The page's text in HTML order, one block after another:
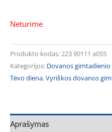
Neturime
Produkto kodas:223 90111 a055
Kategorijos: Dovanos
Tėvo diena,Vyriškos dovanos
Aprašymas